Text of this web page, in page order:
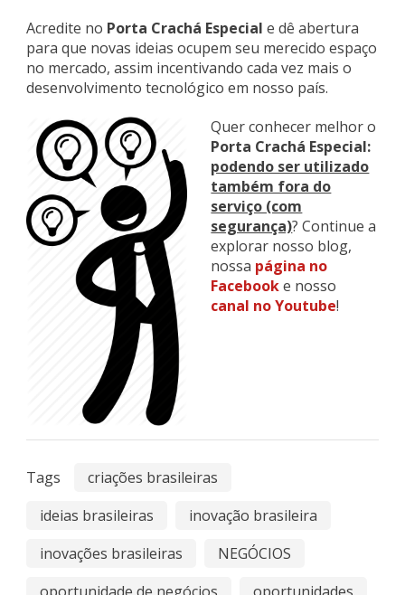
Acredite no Porta Crachá Especial e dê abertura
para que novas ideias ocupem seu merecido espaço
no mercado, assim incentivando cada vez mais o
desenvolvimento tecnológico em nosso país.
Quer conhecer melhor o
Porta Crachá Especial:
podendo ser utilizado
também fora do
serviço (com
segurança)? Continue a
explorar nosso blog,
nossa página no
Facebooke nosso
canal no Youtube!
Tags
criações brasileiras
ideias brasileiras
inovação brasileira
inovações brasileiras
NEGÓCIOS
oportunidade de negócios
oportunidades